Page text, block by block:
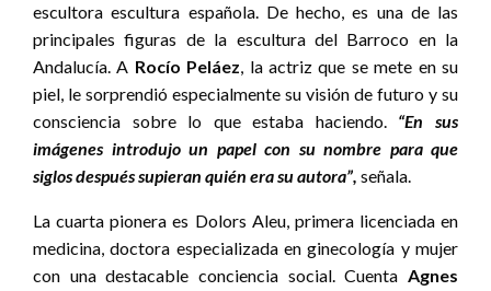
escultora escultura española. De hecho, es una de las
principales figuras de la escultura del Barroco en la
Andalucía. A Rocío Peláez, la actriz que se mete en su
piel, le sorprendió especialmente su visión de futuro y su
consciencia sobre lo que estaba haciendo. “En sus
imágenes introdujo un papel con su nombre para que
siglos después supieran quién era su autora”, señala.
La cuarta pionera es Dolors Aleu, primera licenciada en
medicina, doctora especializada en ginecología y mujer
con una destacable conciencia social. Cuenta Agnes